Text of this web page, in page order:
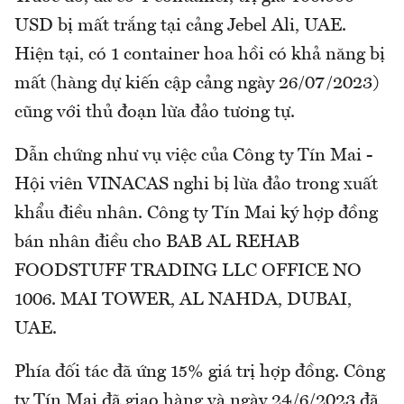
USD bị mất trắng tại cảng Jebel Ali, UAE.
Hiện tại, có 1 container hoa hồi có khả năng bị
mất (hàng dự kiến cập cảng ngày 26/07/2023)
cũng với thủ đoạn lừa đảo tương tự.
Dẫn chứng như vụ việc của Công ty Tín Mai -
Hội viên VINACAS nghi bị lừa đảo trong xuất
khẩu điều nhân. Công ty Tín Mai ký hợp đồng
bán nhân điều cho BAB AL REHAB
FOODSTUFF TRADING LLC OFFICE NO
1006. MAI TOWER, AL NAHDA, DUBAI,
UAE.
Phía đối tác đã ứng 15% giá trị hợp đồng. Công